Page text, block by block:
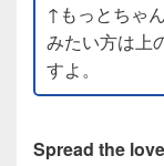
↑もっとちゃ
みたい方は上
すよ。
Spread the love